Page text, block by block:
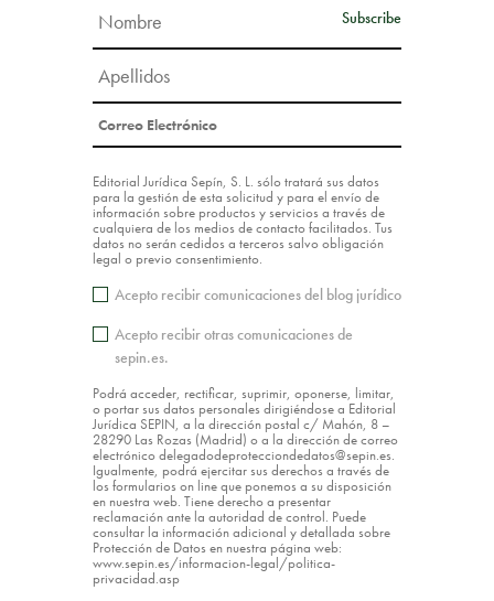
Editorial Jurídica Sepín, S. L. sólo tratará sus datos
para la gestión de esta solicitud y para el envío de
información sobre productos y servicios a través de
cualquiera de los medios de contacto facilitados. Tus
datos no serán cedidos a terceros salvo obligación
legal o previo consentimiento.
Acepto recibir comunicaciones del blog jurídico
Acepto recibir otras comunicaciones de
sepin.es.
Podrá acceder, rectificar, suprimir, oponerse, limitar,
o portar sus datos personales dirigiéndose a Editorial
Jurídica SEPIN, a la dirección postal c/ Mahón, 8 –
28290 Las Rozas (Madrid) o a la dirección de correo
electrónico delegadodeprotecciondedatos@sepin.es.
Igualmente, podrá ejercitar sus derechos a través de
los formularios on line que ponemos a su disposición
en nuestra web. Tiene derecho a presentar
reclamación ante la autoridad de control. Puede
consultar la información adicional y detallada sobre
Protección de Datos en nuestra página web:
www.sepin.es/informacion-legal/politica-
privacidad.asp